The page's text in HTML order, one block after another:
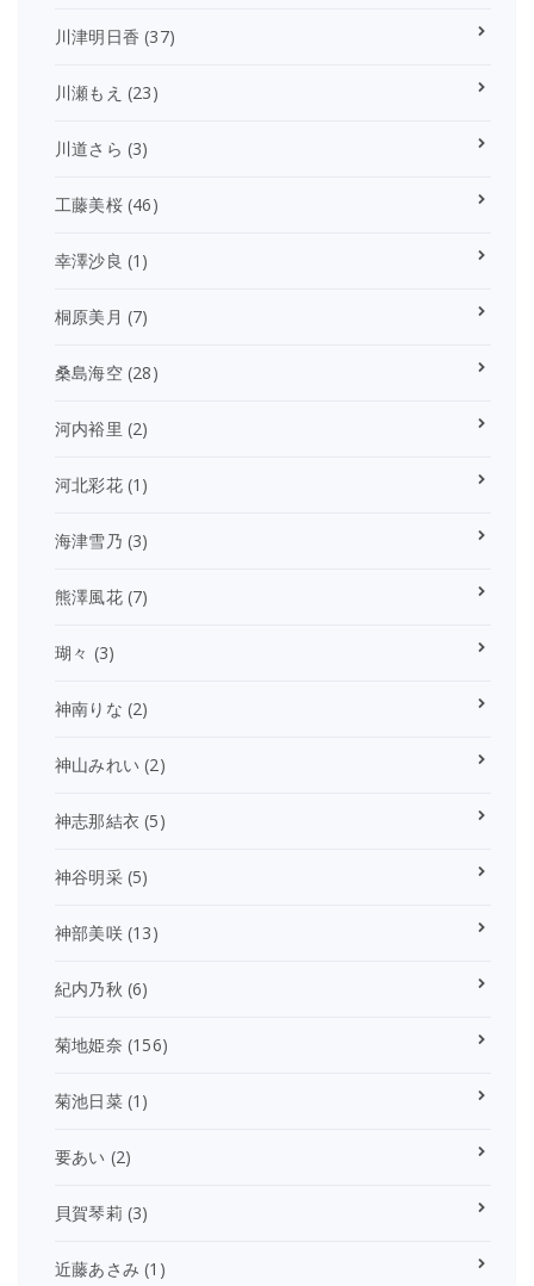
川津明日香 (37)
川瀬もえ (23)
川道さら (3)
工藤美桜(46)
幸澤沙良 (1)
桐原美月 (7)
桑島海空(28)
河内裕里 (2)
河北彩花(1)
海津雪乃 (3)
熊澤風花(7)
瑚々 (3)
神南りな (2)
神山みれい (2)
神志那結衣 (5)
神谷明采(5)
神部美咲(13)
紀内乃秋 (6)
菊地姫奈 (156)
菊池日菜(1)
要あい (2)
貝賀琴莉 (3)
近藤あさみ (1)